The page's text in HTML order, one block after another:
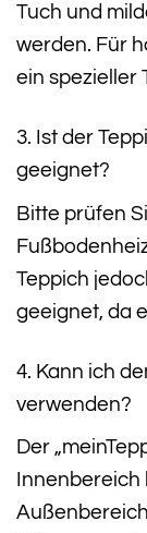
Tuch und
werden. Für
ein spezieller
3. Ist der
geeignet?
Bitte prüfen
Teppich
geeignet, da
4. Kann ich
verwenden?
Der